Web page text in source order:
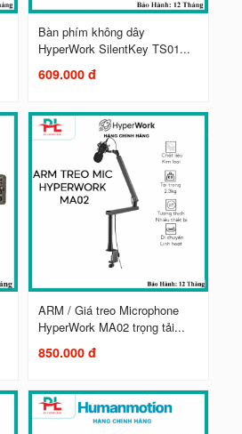
Bàn phím không dây
HyperWork SilentKey TS01...
609.000 đ
ARM / Giá treo Microphone
HyperWork MA02 trọng tải...
850.000 đ